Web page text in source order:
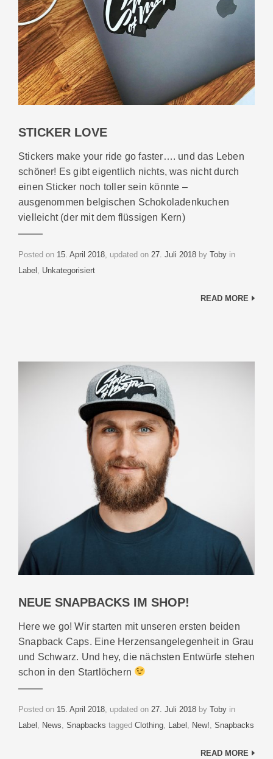
STICKER LOVE
Stickers make your ride go faster…. und das Leben
schöner! Es gibt eigentlich nichts, was nicht durch
einen Sticker noch toller sein könnte –
ausgenommen belgischen Schokoladenkuchen
vielleicht (der mit dem flüssigen Kern)
Posted on 15. April 2018 , updated on 27. Juli 2018 by Toby inCategories
Label
Unkategorisiert
READ MORE
NEUE SNAPBACKS IM SHOP!
Here we go! Wir starten mit unseren ersten beiden
Snapback Caps. Eine Herzensangelegenheit in Grau
und Schwarz. Und hey, die nächsten Entwürfe stehen
schon in den Startlöchern
Posted on 15. April 2018 , updated on 27. Juli 2018 by Toby inCategories
Label
News Snapbacks tagged Tags
Clothing Label New! Snapbacks
READ MORE